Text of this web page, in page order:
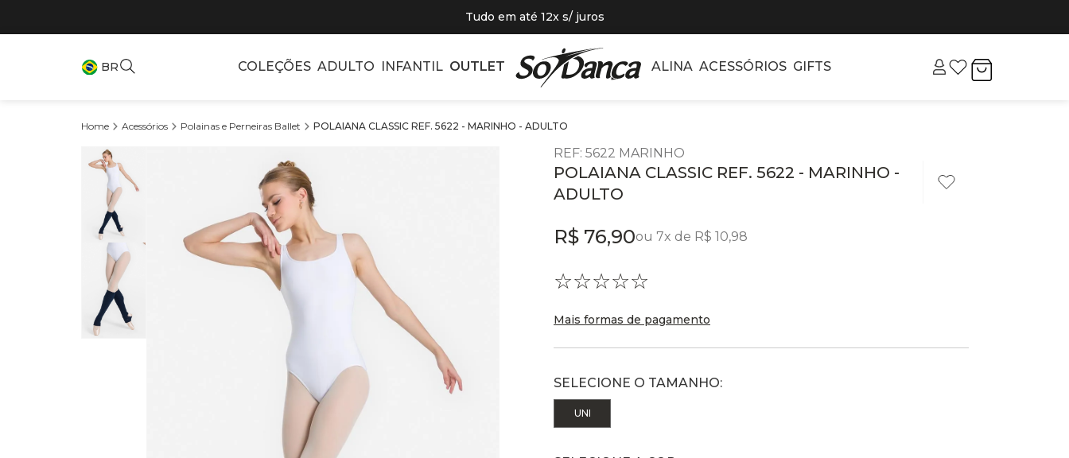
Tudo em até 12x s/ juros
BR COLEÇÕES ADULTO INFANTIL OUTLET ALINA ACESSÓRIOS GIFTS
Acessórios Polainas e Perneiras Ballet POLAIANA CLASSIC REF. 5622 - MARINHO - ADULTO
REF: 5622 MARINHO
POLAIANA CLASSIC REF. 5622 - MARINHO -
ADULTO
R$ 76,90ou 7x de R$ 10,98
☆☆☆☆☆
Mais formas de pagamento
UNI